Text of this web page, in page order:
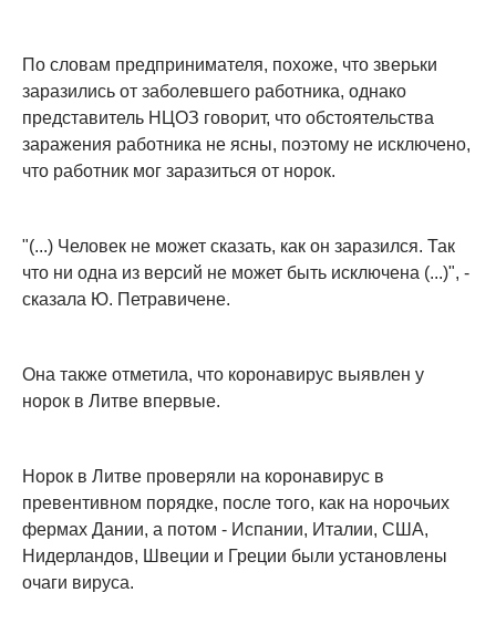
По словам предпринимателя, похоже, что зверьки
заразились от заболевшего работника, однако
представитель НЦОЗ говорит, что обстоятельства
заражения работника не ясны, поэтому не исключено,
что работник мог заразиться от норок.
"(...) Человек не может сказать, как он заразился. Так
что ни одна из версий не может быть исключена (...)", -
сказала Ю. Петравичене.
Она также отметила, что коронавирус выявлен у
норок в Литве впервые.
Норок в Литве проверяли на коронавирус в
превентивном порядке, после того, как на норочьих
фермах Дании, а потом - Испании, Италии, США,
Нидерландов, Швеции и Греции были установлены
очаги вируса.